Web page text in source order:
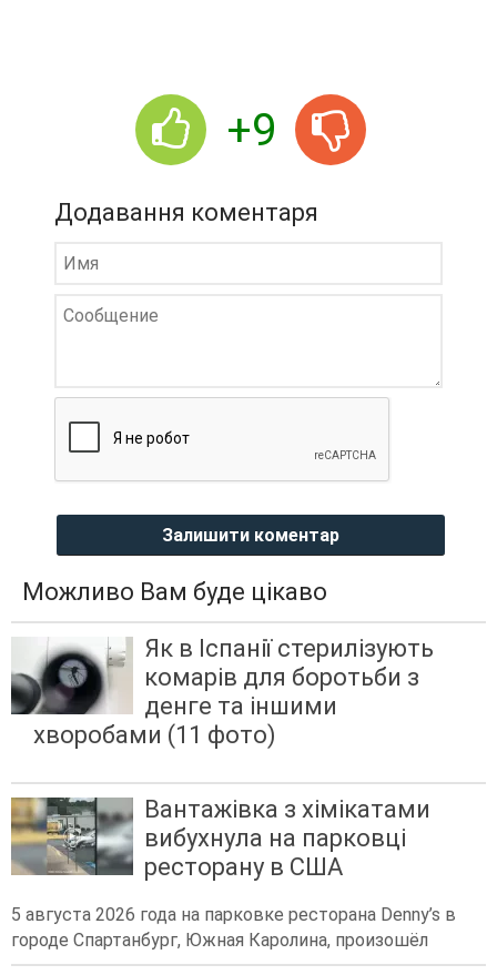
+9
Додавання коментаря
Залишити коментар
Можливо Вам буде цікаво
Як в Іспанії стерилізують
комарів для боротьби з
денге та іншими
хворобами (11 фото)
Вантажівка з хімікатами
вибухнула на парковці
ресторану в США
5 августа 2026 года на парковке ресторана Denny’s в
городе Спартанбург, Южная Каролина, произошёл